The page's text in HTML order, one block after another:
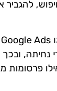
להגביר
נחיתה,
פרסומות